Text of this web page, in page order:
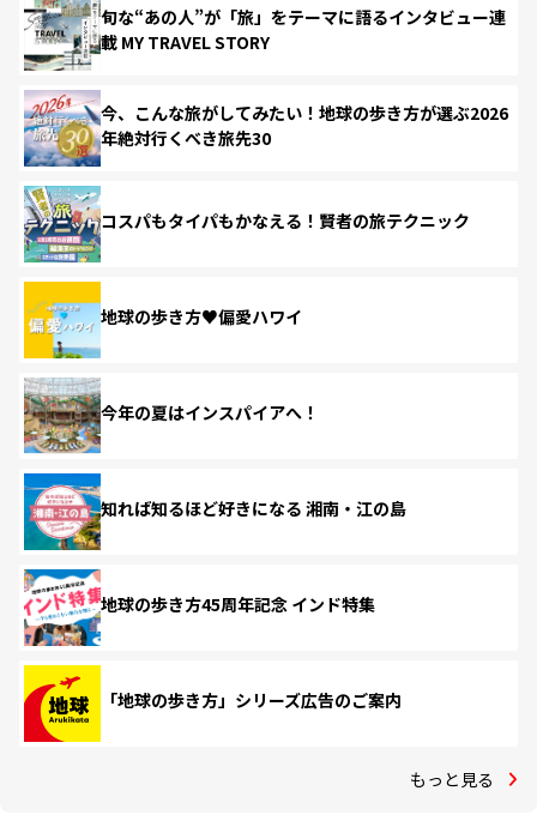
旬な“あの人”が「旅」をテーマに語るインタビュー連
載 MY TRAVEL STORY
今、こんな旅がしてみたい！地球の歩き方が選ぶ2026
年絶対行くべき旅先30
コスパもタイパもかなえる！賢者の旅テクニック
地球の歩き方♥偏愛ハワイ
今年の夏はインスパイアへ！
知れば知るほど好きになる 湘南・江の島
地球の歩き方45周年記念 インド特集
「地球の歩き方」シリーズ広告のご案内
もっと見る